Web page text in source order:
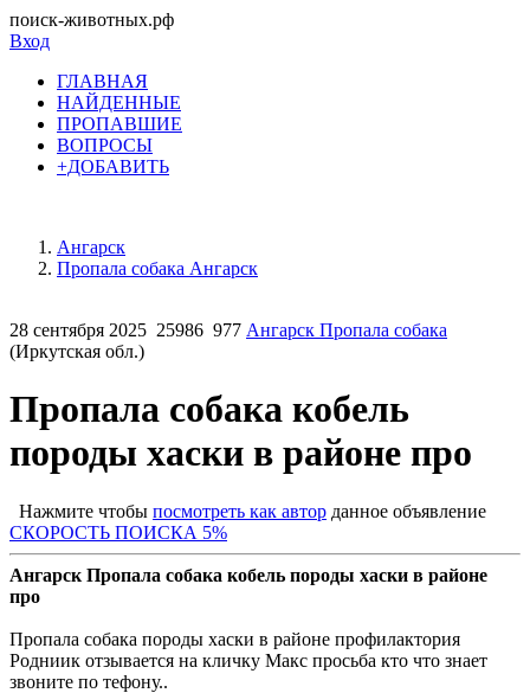
поиск-животных.рф
Вход
ГЛАВНАЯ
НАЙДЕННЫЕ
ПРОПАВШИЕ
ВОПРОСЫ
+ДОБАВИТЬ
Ангарск
Пропала собака Ангарск
28 сентября 2025 25986 977 Ангарск Пропала собака
(Иркутская обл.)
Пропала собака кобель
породы хаски в районе про
Нажмите чтобы посмотреть как автор данное объявление
СКОРОСТЬ ПОИСКА 5%
Ангарск Пропала собака кобель породы хаски в районе
про
Пропала собака породы хаски в районе профилактория
Родниик отзывается на кличку Макс просьба кто что знает
звоните по тефону..